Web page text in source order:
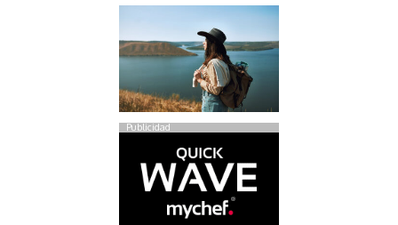
Publicidad